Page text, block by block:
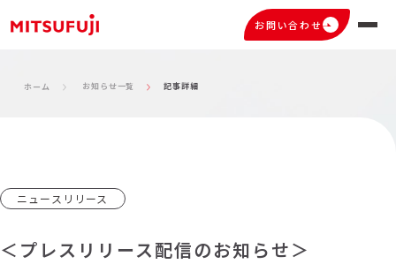
お問い合わせ
ホーム お知らせ一覧 記事詳細
ニュースリリース
＜プレスリリース配信のお知らせ＞